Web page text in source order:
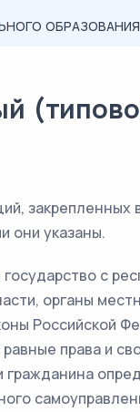
ОБРАЗОВАНИЯ
они указаны.
с
органы
Российской
права и
гражданина